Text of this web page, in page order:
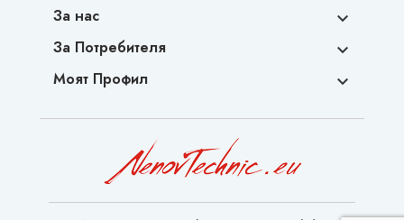
За нас 
За Потребителя 
Моят Профил 